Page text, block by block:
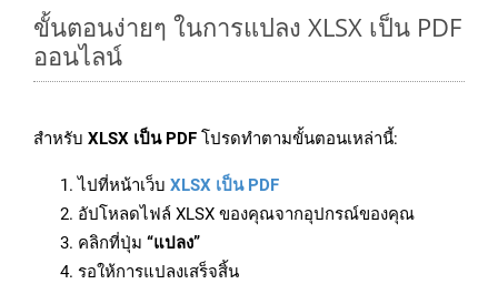
ขั้นตอนง่ายๆ ในการแปลง XLSX เป็น PDF
ออนไลน์
สำหรับ XLSX เป็น PDF โปรดทำตามขั้นตอนเหล่านี้:
ไปที่หน้าเว็บ XLSX เป็น PDF
อัปโหลดไฟล์ XLSX ของคุณจากอุปกรณ์ของคุณ
คลิกที่ปุ่ม “แปลง”
รอให้การแปลงเสร็จสิ้น